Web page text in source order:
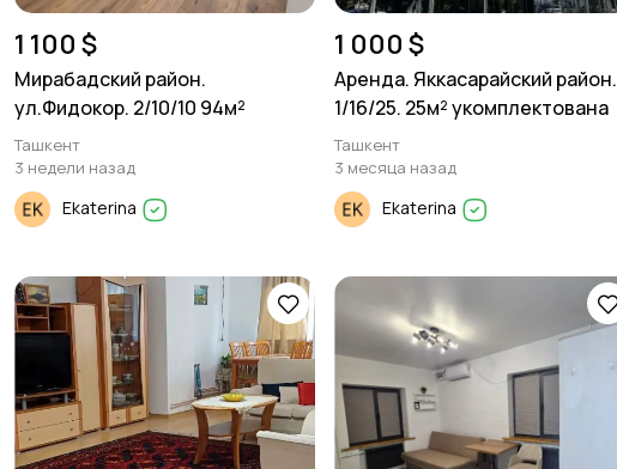
1 100 $
Мирабадский район.
ул.Фидокор. 2/10/10 94м²
Ташкент
3 недели назад
Ekaterina
1 000 $
Аренда. Яккасарайский район.
1/16/25. 25м² укомплектована
Ташкент
3 месяца назад
Ekaterina